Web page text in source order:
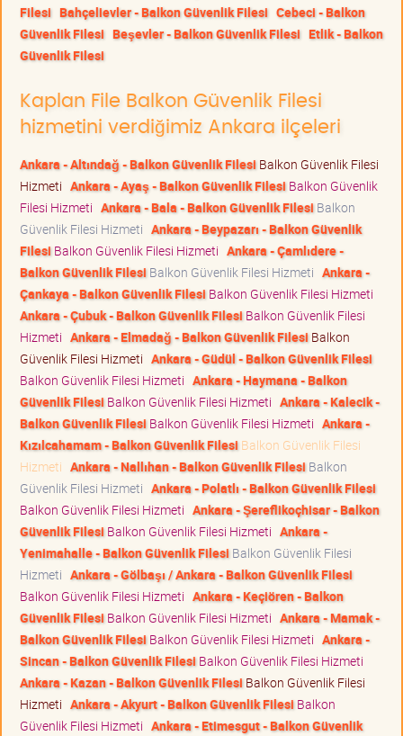
Filesi Bahçelievler - Balkon Güvenlik Filesi Cebeci - Balkon
Güvenlik Filesi Beşevler - Balkon Güvenlik Filesi Etlik - Balkon
Güvenlik Filesi
Kaplan File Balkon Güvenlik Filesi
hizmetini verdiğimiz Ankara ilçeleri
Ankara - Altındağ - Balkon Güvenlik Filesi Balkon Güvenlik Filesi
Hizmeti Ankara - Ayaş - Balkon Güvenlik Filesi Balkon Güvenlik
Filesi Hizmeti Ankara - Bala - Balkon Güvenlik Filesi Balkon
Güvenlik Filesi Hizmeti Ankara - Beypazarı - Balkon Güvenlik
Filesi Balkon Güvenlik Filesi Hizmeti Ankara - Çamlıdere -
Balkon Güvenlik Filesi Balkon Güvenlik Filesi Hizmeti Ankara -
Çankaya - Balkon Güvenlik Filesi Balkon Güvenlik Filesi Hizmeti
Ankara - Çubuk - Balkon Güvenlik Filesi Balkon Güvenlik Filesi
Hizmeti Ankara - Elmadağ - Balkon Güvenlik Filesi Balkon
Güvenlik Filesi Hizmeti Ankara - Güdül - Balkon Güvenlik Filesi
Balkon Güvenlik Filesi Hizmeti Ankara - Haymana - Balkon
Güvenlik Filesi Balkon Güvenlik Filesi Hizmeti Ankara - Kalecik -
Balkon Güvenlik Filesi Balkon Güvenlik Filesi Hizmeti Ankara -
Kızılcahamam - Balkon Güvenlik Filesi Balkon Güvenlik Filesi
Hizmeti Ankara - Nallıhan - Balkon Güvenlik Filesi Balkon
Güvenlik Filesi Hizmeti Ankara - Polatlı - Balkon Güvenlik Filesi
Balkon Güvenlik Filesi Hizmeti Ankara - Şereflikoçhisar - Balkon
Güvenlik Filesi Balkon Güvenlik Filesi Hizmeti Ankara -
Yenimahalle - Balkon Güvenlik Filesi Balkon Güvenlik Filesi
Hizmeti Ankara - Gölbaşı / Ankara - Balkon Güvenlik Filesi
Balkon Güvenlik Filesi Hizmeti Ankara - Keçiören - Balkon
Güvenlik Filesi Balkon Güvenlik Filesi Hizmeti Ankara - Mamak -
Balkon Güvenlik Filesi Balkon Güvenlik Filesi Hizmeti Ankara -
Sincan - Balkon Güvenlik Filesi Balkon Güvenlik Filesi Hizmeti
Ankara - Kazan - Balkon Güvenlik Filesi Balkon Güvenlik Filesi
Hizmeti Ankara - Akyurt - Balkon Güvenlik Filesi Balkon
Güvenlik Filesi Hizmeti Ankara - Etimesgut - Balkon Güvenlik